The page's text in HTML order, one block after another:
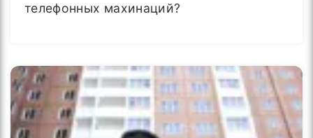
телефонных махинаций?